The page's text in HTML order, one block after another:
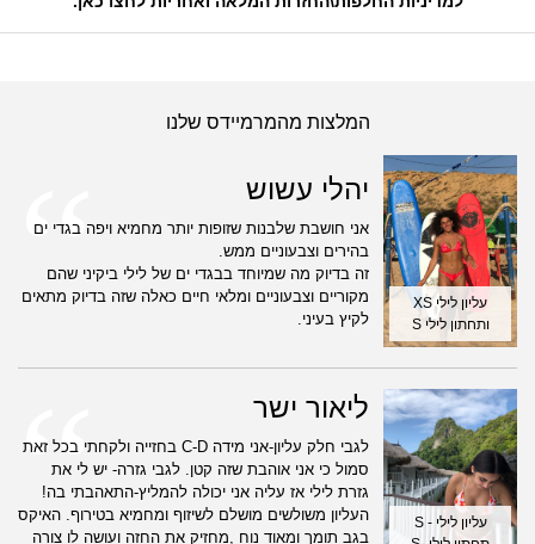
המלצות מהמרמיידס שלנו
עליון לילי XS
ותחתון לילי S
יהלי עשוש
אני חושבת שלבנות שזופות יותר מחמיא ויפה בגדי ים
בהירים וצבעוניים ממש.
זה בדיוק מה שמיוחד בבגדי ים של לילי ביקיני שהם
מקוריים וצבעוניים ומלאי חיים כאלה שזה בדיוק מתאים
לקיץ בעיני.
עליון לילי - S
ליאור ישר
לגבי חלק עליון-אני מידה C-D בחזייה ולקחתי בכל זאת
סמול כי אני אוהבת שזה קטן. לגבי גזרה- יש לי את
גזרת לילי אז עליה אני יכולה להמליץ-התאהבתי בה!
העליון משולשים מושלם לשיזוף ומחמיא בטירוף. האיקס
בגב תומך ומאוד נוח ,מחזיק את החזה ועושה לו צורה